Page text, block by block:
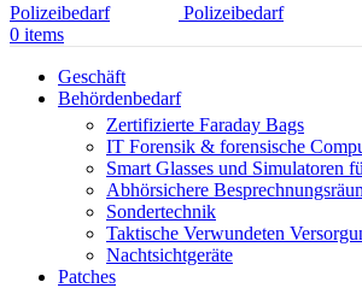
0 items
Geschäft
Behördenbedarf
Zertifizierte Faraday Bags
IT Forensik & forensische
Smart Glasses und Simulatoren
Abhörsichere
Sondertechnik
Taktische Verwundeten
Nachtsichtgeräte
Patches